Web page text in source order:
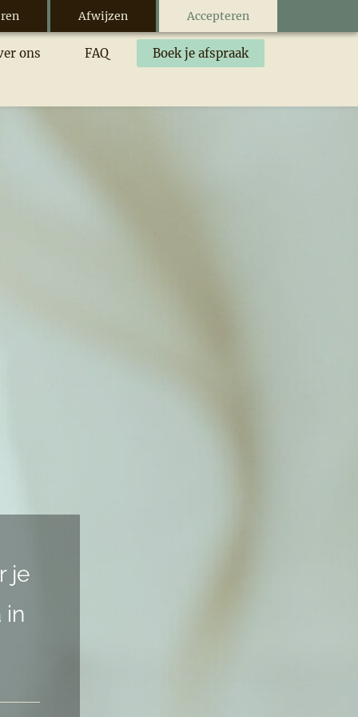
Afwijzen Accepteren
ons FAQ Boek je afspraak
je
in